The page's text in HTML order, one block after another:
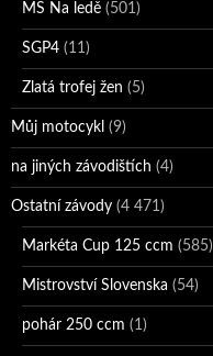
MS Na ledě (501)
SGP4 (11)
Zlatá trofej žen (5)
Můj motocykl (9)
na jiných závodištích (4)
Ostatní závody (4 471)
Markéta Cup 125 ccm (585)
Mistrovství Slovenska (54)
pohár 250 ccm (1)